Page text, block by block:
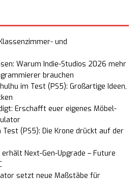
und
Warum Indie-Studios 2026 mehr
brauchen
im Test (PS5): Großartige Ideen,
Erschafft euer eigenes Möbel-
Test (PS5): Die Krone drückt auf der
Next-Gen-Upgrade – Future
setzt neue Maßstäbe für